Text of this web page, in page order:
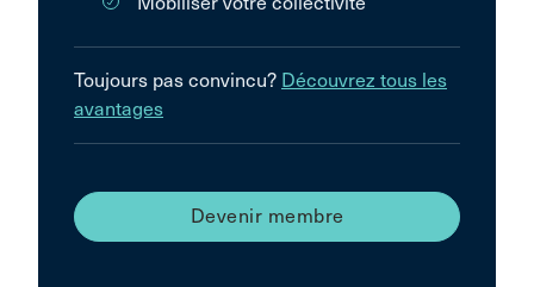
Toujours pas convincu? Découvrez tous les
avantages
Devenir membre